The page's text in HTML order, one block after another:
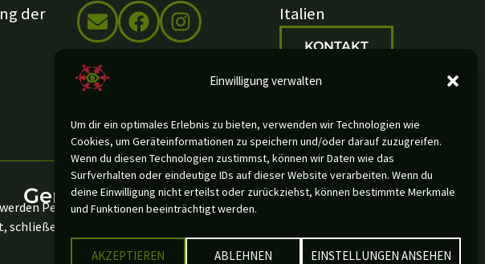
Einwilligung verwalten
Um dir ein optimales Erlebnis zu bieten, verwenden wir Technologien wie
Cookies, um Geräteinformationen zu speichern und/oder darauf zuzugreifen.
Wenn du diesen Technologien zustimmst, können wir Daten wie das
Surfverhalten oder eindeutige IDs auf dieser Website verarbeiten. Wenn du
deine Einwilligung nicht erteilst oder zurückziehst, können bestimmte Merkmale
und Funktionen beeinträchtigt werden.
AKZEPTIEREN ABLEHNEN EINSTELLUNGEN ANSEHEN
der
Italien
KONTAKT
Genderhinweis:
Personenbezeichnungen lediglich in der männlichen oder weiblichen
schließen aber das jeweils andere Geschlecht mit ein.